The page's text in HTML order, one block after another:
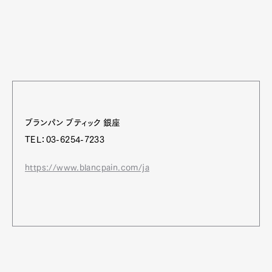
ブランパン ブティック 銀座
TEL：03-6254-7233
https://www.blancpain.com/ja